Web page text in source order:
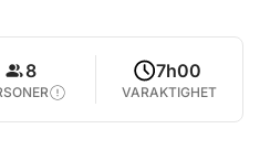
8 7h00
VARAKTIGHET